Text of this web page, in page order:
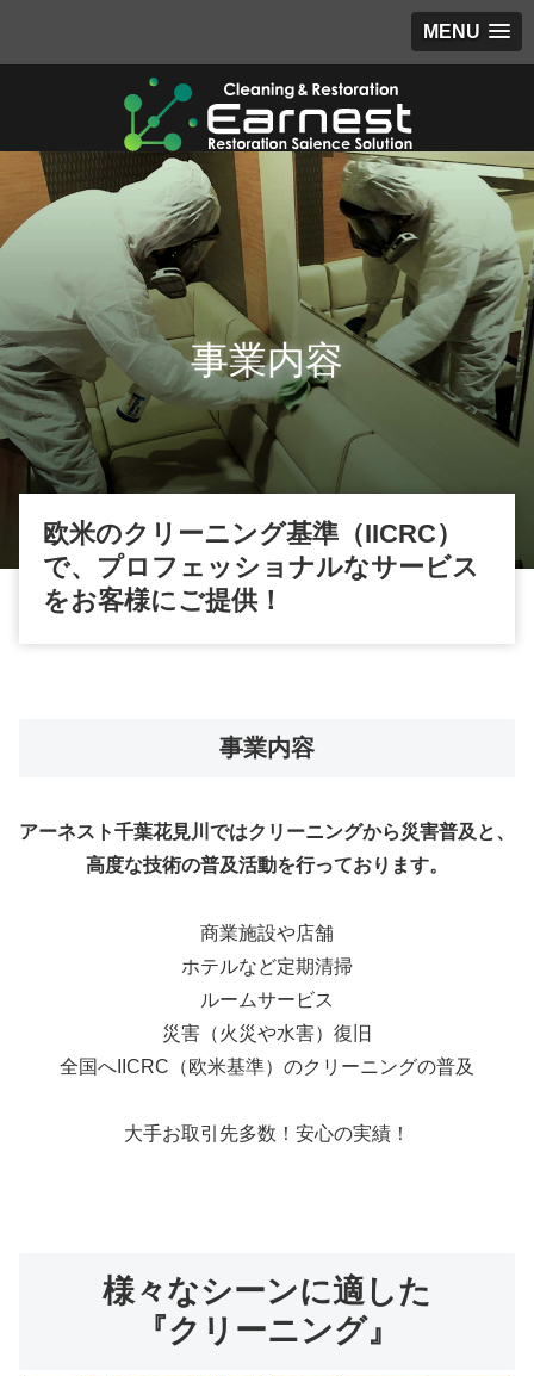
MENU
事業内容
欧米のクリーニング基準（IICRC）
で、プロフェッショナルなサービス
をお客様にご提供！
事業内容
アーネスト千葉花見川ではクリーニングから災害普及と、
高度な技術の普及活動を行っております。
商業施設や店舗
ホテルなど定期清掃
ルームサービス
災害（火災や水害）復旧
全国へIICRC（欧米基準）のクリーニングの普及
大手お取引先多数！安心の実績！
様々なシーンに適した
『クリーニング』